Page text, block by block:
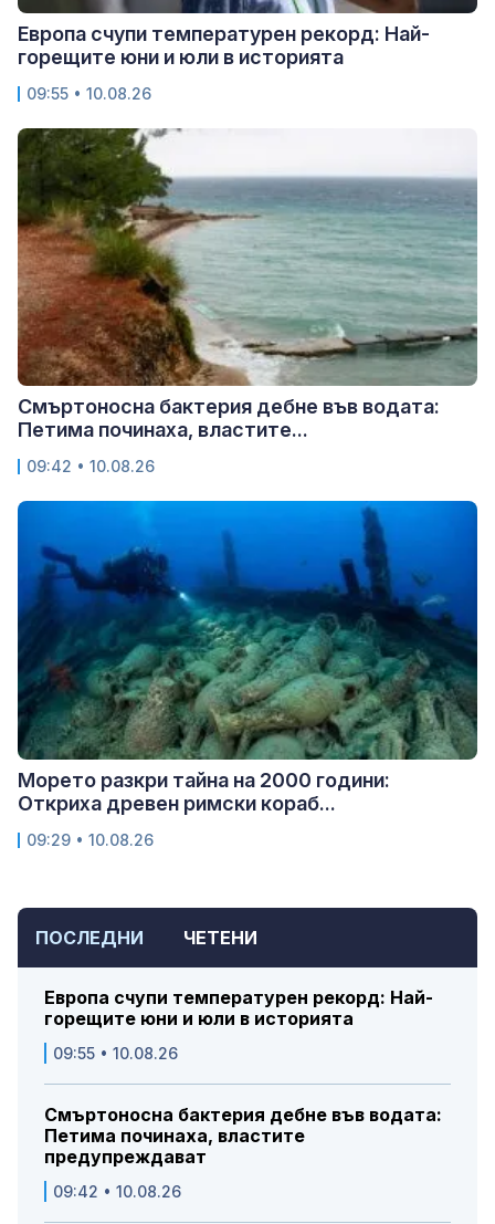
ПОСЛЕДНИ ЧЕТЕНИ
Европа счупи температурен рекорд: Най-
горещите юни и юли в историята
09:55 • 10.08.26
Смъртоносна бактерия дебне във водата:
Петима починаха, властите
предупреждават
09:42 • 10.08.26
Европа счупи температурен рекорд: Най-
горещите юни и юли в историята
09:55 • 10.08.26
Смъртоносна бактерия дебне във водата:
Петима починаха, властите...
09:42 • 10.08.26
Морето разкри тайна на 2000 години:
Откриха древен римски кораб...
09:29 • 10.08.26